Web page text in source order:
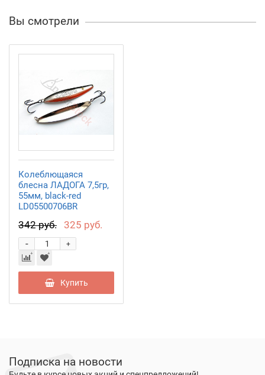
Вы смотрели
Колеблющаяся
блесна ЛАДОГА 7,5гр,
55мм, black-red
LD05500706BR
342 руб. 325 руб.
+
-
Купить
Подписка на новости